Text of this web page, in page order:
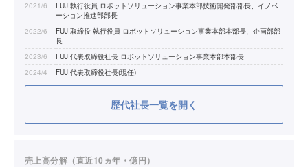
2021/6
FUJI執行役員 ロボットソリューション事業本部技術開発部部長、イノベ
ーション推進部部長
2022/6
FUJI取締役 執行役員 ロボットソリューション事業本部本部長、企画部部
長
2023/6
FUJI代表取締役社長 ロボットソリューション事業本部本部長
2024/4
FUJI代表取締役社長(現任)
歴代社長一覧を開く
売上高分解（直近10ヵ年・億円）